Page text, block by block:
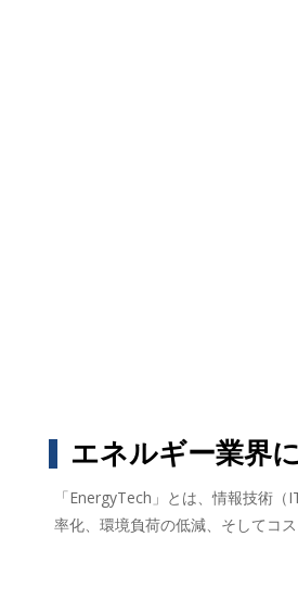
エネルギー業界
「EnergyTech」とは、情報技術
率化、環境負荷の低減、そしてコス